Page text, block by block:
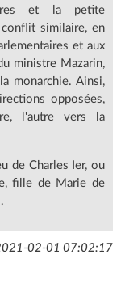
et la petite
similaire, en
et aux
ministre Mazarin,
monarchie. Ainsi,
opposées,
l'autre vers la
de Charles Ier, ou
fille de Marie de
02-01 07:02:17